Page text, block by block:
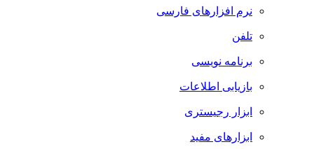
نرم افزارهای فارسی
تلفن
برنامه نویسی
بازیابی اطلاعات
ابزار رجیستری
ابزارهای مفید